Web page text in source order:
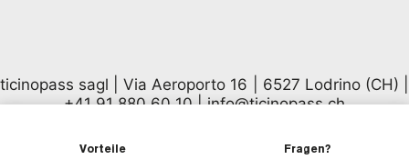
Vorteile Fragen?
ticinopass sagl | Via Aeroporto 16 | 6527 Lodrino (CH) |
+41 91 880 60 10|info@ticinopass.ch